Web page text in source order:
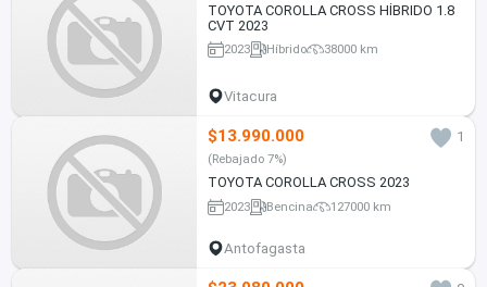
TOYOTA COROLLA CROSS HÍBRIDO 1.8
CVT 2023
2023 Híbrido 38000 km
Vitacura
$13.990.000 1
(Rebajado 7%)
TOYOTA COROLLA CROSS 2023
2023 Bencina 127000 km
Antofagasta